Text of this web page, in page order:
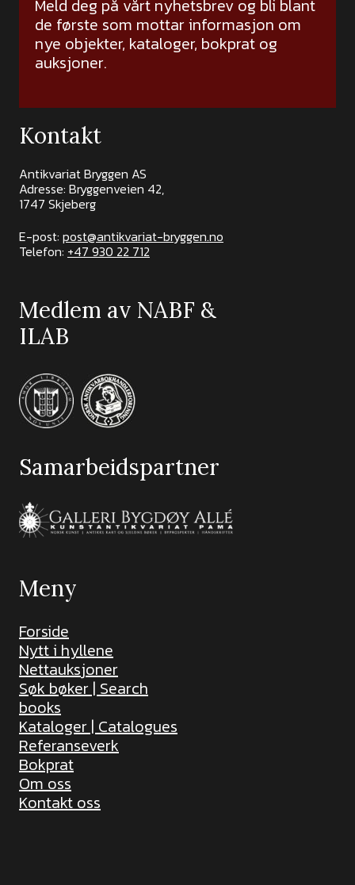
Meld deg på vårt nyhetsbrev og bli blant
de første som mottar informasjon om
nye objekter, kataloger, bokprat og
auksjoner.
Kontakt
Antikvariat Bryggen AS
Adresse: Bryggenveien 42,
1747 Skjeberg
E-post: post@antikvariat-bryggen.no
Telefon: +47 930 22 712
Medlem av NABF &
ILAB
Samarbeidspartner
Meny
Forside
Nytt i hyllene
Nettauksjoner
Søk bøker | Search
books
Kataloger | Catalogues
Referanseverk
Bokprat
Om oss
Kontakt oss